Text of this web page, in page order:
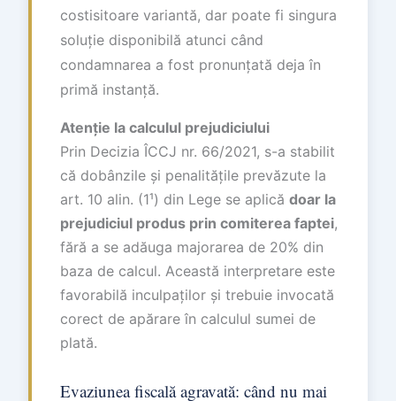
costisitoare variantă, dar poate fi singura
soluție disponibilă atunci când
condamnarea a fost pronunțată deja în
primă instanță.
Atenție la calculul prejudiciului
Prin Decizia ÎCCJ nr. 66/2021, s-a stabilit
că dobânzile și penalitățile prevăzute la
art. 10 alin. (1¹) din Lege se aplică doar la
prejudiciul produs prin comiterea faptei,
fără a se adăuga majorarea de 20% din
baza de calcul. Această interpretare este
favorabilă inculpaților și trebuie invocată
corect de apărare în calculul sumei de
plată.
Evaziunea fiscală agravată: când nu mai